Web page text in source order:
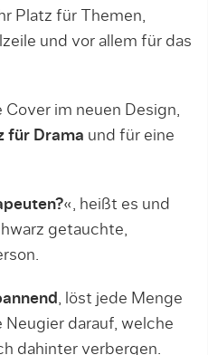
Platz für Themen,
und vor allem für das
im neuen Design,
für Drama und für eine
«, heißt es und
getauchte,
, löst jede Menge
Neugier darauf, welche
dahinter verbergen.